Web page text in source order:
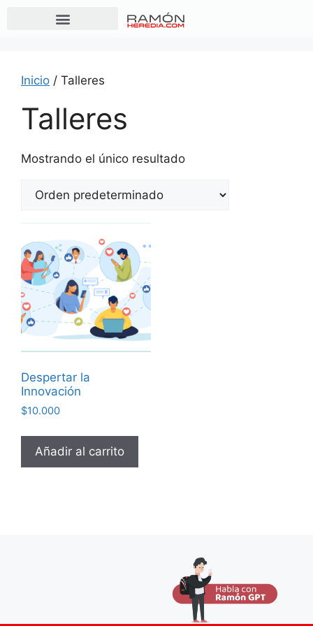
Inicio / Talleres
Talleres
Mostrando el único resultado
Despertar la
Innovación
$10.000
Añadir al carrito